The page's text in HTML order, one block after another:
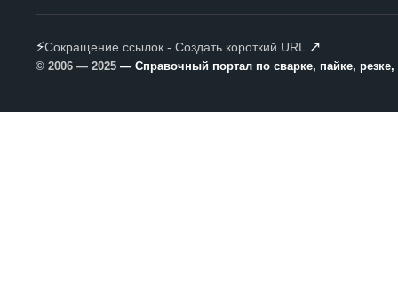
⚡Сокращение ссылок - Создать короткий URL ↗
© 2006 — 2025 — Справочный портал по сварке, пайке,